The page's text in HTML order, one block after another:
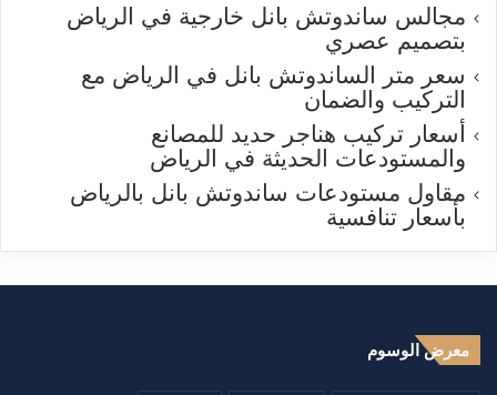
مجالس ساندوتش بانل خارجية في الرياض
بتصميم عصري
سعر متر الساندوتش بانل في الرياض مع
التركيب والضمان
أسعار تركيب هناجر حديد للمصانع
والمستودعات الحديثة في الرياض
مقاول مستودعات ساندوتش بانل بالرياض
بأسعار تنافسية
معرض الوسوم